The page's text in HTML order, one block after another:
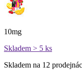
10mg
Skladem > 5 ks
Skladem na 12